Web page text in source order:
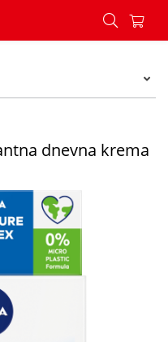
dnevna krema s
dnevna krema